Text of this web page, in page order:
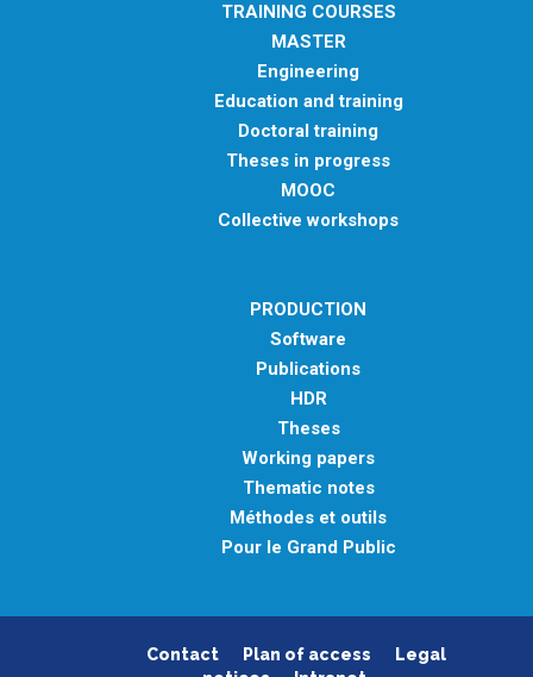
TRAINING COURSES
MASTER
Engineering
Education and training
Doctoral training
Theses in progress
MOOC
Collective workshops
PRODUCTION
Software
Publications
HDR
Theses
Working papers
Thematic notes
Méthodes et outils
Pour le Grand Public
Contact Plan of access
Legal